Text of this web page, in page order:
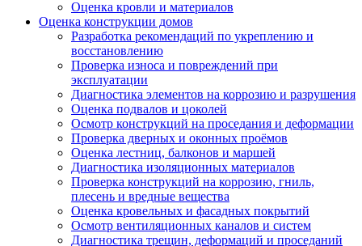
Оценка кровли и материалов
Оценка конструкции домов
Разработка рекомендаций по укреплению и
восстановлению
Проверка износа и повреждений при
эксплуатации
Диагностика элементов на коррозию и разрушения
Оценка подвалов и цоколей
Осмотр конструкций на проседания и деформации
Проверка дверных и оконных проёмов
Оценка лестниц, балконов и маршей
Диагностика изоляционных материалов
Проверка конструкций на коррозию, гниль,
плесень и вредные вещества
Оценка кровельных и фасадных покрытий
Осмотр вентиляционных каналов и систем
Диагностика трещин, деформаций и проседаний